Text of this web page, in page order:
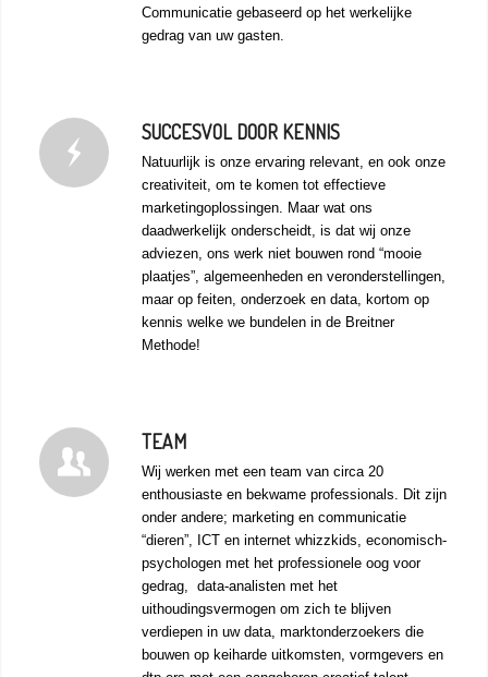
Communicatie gebaseerd op het werkelijke
gedrag van uw gasten.
SUCCESVOL DOOR KENNIS
Natuurlijk is onze ervaring relevant, en ook onze
creativiteit, om te komen tot effectieve
marketingoplossingen. Maar wat ons
daadwerkelijk onderscheidt, is dat wij onze
adviezen, ons werk niet bouwen rond “mooie
plaatjes”, algemeenheden en veronderstellingen,
maar op feiten, onderzoek en data, kortom op
kennis welke we bundelen in de Breitner
Methode!
TEAM
Wij werken met een team van circa 20
enthousiaste en bekwame professionals. Dit zijn
onder andere; marketing en communicatie
“dieren”, ICT en internet whizzkids, economisch-
psychologen met het professionele oog voor
gedrag, data-analisten met het
uithoudingsvermogen om zich te blijven
verdiepen in uw data, marktonderzoekers die
bouwen op keiharde uitkomsten, vormgevers en